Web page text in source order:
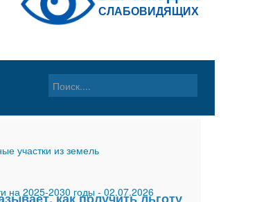
участки из земель
на 2025-2030 годы - 02.07.2026